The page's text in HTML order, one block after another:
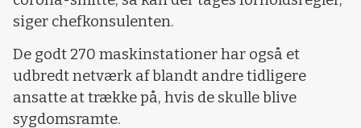
siger chefkonsulenten.
De godt 270 maskinstationer har også et
udbredt netværk af blandt andre tidligere
ansatte at trække på, hvis de skulle blive
sygdomsramte.